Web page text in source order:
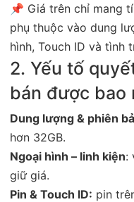
📌 Giá trên chỉ mang
phụ thuộc vào dung
hình, Touch ID và tình
2. Yếu tố
bán được bao
Dung lượng & phiên
hơn 32GB.
Ngoại hình – linh kiện:
giữ giá.
Pin & Touch ID: pin